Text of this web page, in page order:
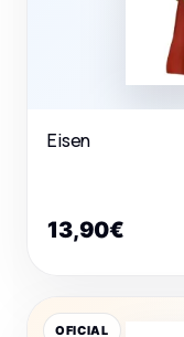
Eisen
13,90€
OFICIAL